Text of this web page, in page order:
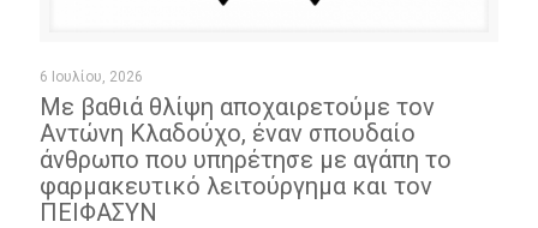
6 Ιουλίου, 2026
Με βαθιά θλίψη αποχαιρετούμε τον
Αντώνη Κλαδούχο, έναν σπουδαίο
άνθρωπο που υπηρέτησε με αγάπη το
φαρμακευτικό λειτούργημα και τον
ΠΕΙΦΑΣΥΝ